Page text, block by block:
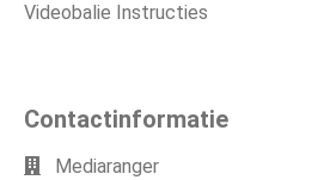
Videobalie Instructies
Contactinformatie
Mediaranger